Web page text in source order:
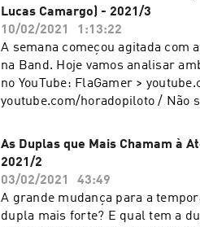
Lucas Camargo) - 2021/3
10/02/2021
1:13:22
A semana começou agitada com
na Band. Hoje vamos analisar
no YouTube: FlaGamer >
youtube.com/horadopiloto / Não
As Duplas que Mais Chamam à
2021/2
03/02/2021
43:49
A grande mudança para a
dupla mais forte? E qual tem a